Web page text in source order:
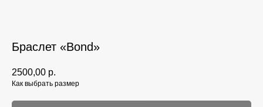
Браслет «Bond»
2500,00 р.
Как выбрать размер